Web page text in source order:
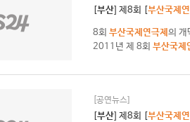
부산 ] 제8회 [ 부산국제
8회 부산국제연극제 의
2011년 제 8회 부산국제
[공연뉴스]
부산 ] 제8회 [ 부산국제